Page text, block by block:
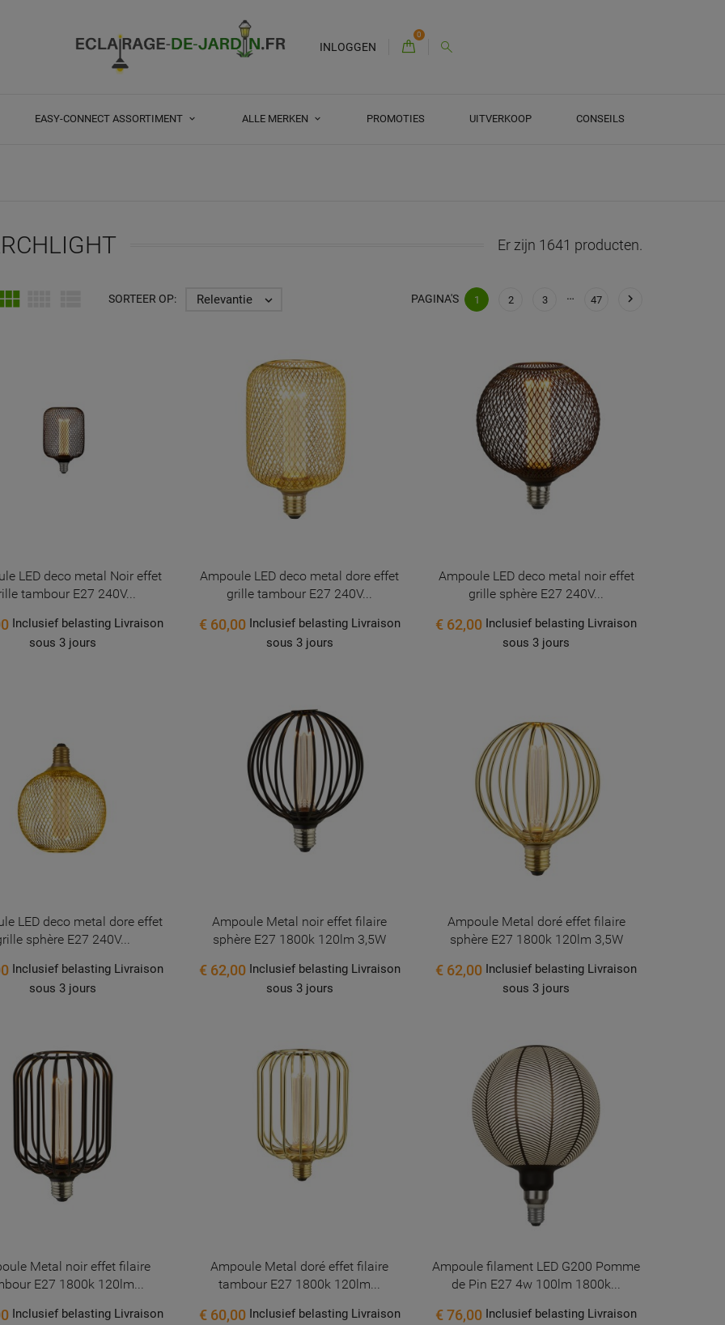
INLOGGEN
0
EASY-CONNECT ASSORTIMENT ALLE MERKEN PROMOTIES UITVERKOOP CONSEILS
Er zijn 1641 producten.
SORTEER OP: Relevantie  PAGINA'S 1 2 3 … 47 
LED deco metal Noir effet
tambour E27 240V...
Inclusief belasting Livraison
sous 3 jours
Ampoule LED deco metal dore effet
grille tambour E27 240V...
€ 60,00 Inclusief belasting Livraison
sous 3 jours
Ampoule LED deco metal noir effet
grille sphère E27 240V...
€ 62,00 Inclusief belasting Livraison
sous 3 jours
LED deco metal dore effet
sphère E27 240V...
Inclusief belasting Livraison
sous 3 jours
Ampoule Metal noir effet filaire
sphère E27 1800k 120lm 3,5W
€ 62,00 Inclusief belasting Livraison
sous 3 jours
Ampoule Metal doré effet filaire
sphère E27 1800k 120lm 3,5W
€ 62,00 Inclusief belasting Livraison
sous 3 jours
Metal noir effet filaire
E27 1800k 120lm...
Inclusief belasting Livraison
Ampoule Metal doré effet filaire
tambour E27 1800k 120lm...
€ 60,00 Inclusief belasting Livraison
Ampoule filament LED G200 Pomme
de Pin E27 4w 100lm 1800k...
€ 76,00 Inclusief belasting Livraison